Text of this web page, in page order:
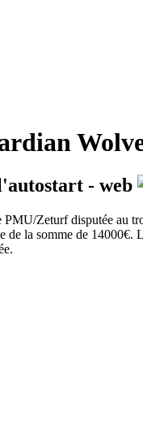
- web
PMU/Zeturf disputée au
de la somme de 14000€.